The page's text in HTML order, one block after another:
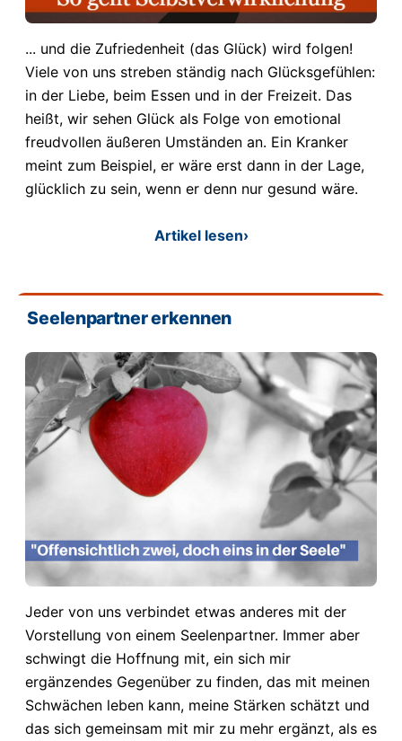
... und die Zufriedenheit (das Glück) wird folgen!
Viele von uns streben ständig nach Glücksgefühlen:
in der Liebe, beim Essen und in der Freizeit. Das
heißt, wir sehen Glück als Folge von emotional
freudvollen äußeren Umständen an. Ein Kranker
meint zum Beispiel, er wäre erst dann in der Lage,
glücklich zu sein, wenn er denn nur gesund wäre.
Artikel lesen›
Seelenpartner erkennen
Jeder von uns verbindet etwas anderes mit der
Vorstellung von einem Seelenpartner. Immer aber
schwingt die Hoffnung mit, ein sich mir
ergänzendes Gegenüber zu finden, das mit meinen
Schwächen leben kann, meine Stärken schätzt und
das sich gemeinsam mit mir zu mehr ergänzt, als es